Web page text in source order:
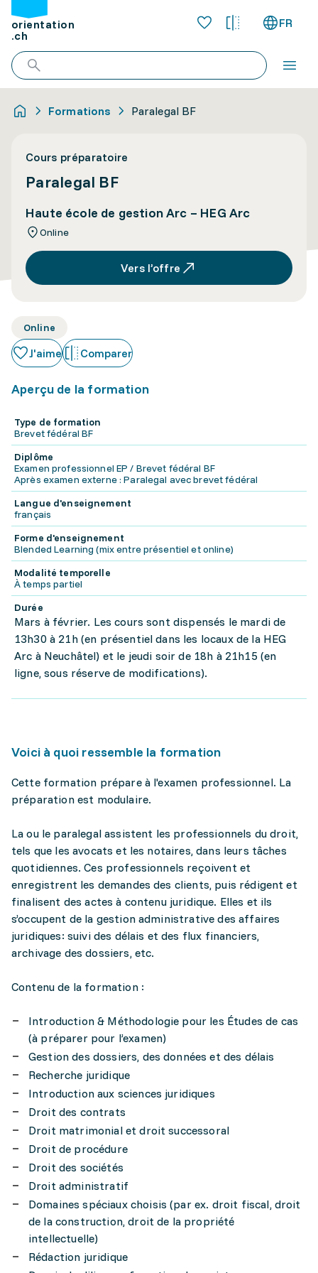
orientation
.ch
FR
Formations Paralegal BF
Cours préparatoire
Paralegal BF
Haute école de gestion Arc – HEG Arc
Online
Vers l’offre
Online
J'aime Comparer
Aperçu de la formation
Type de formation
Brevet fédéral BF
Diplôme
Examen professionnel EP / Brevet fédéral BF
Après examen externe : Paralegal avec brevet fédéral
Langue d'enseignement
français
Forme d'enseignement
Blended Learning (mix entre présentiel et online)
Modalité temporelle
À temps partiel
Durée
Mars à février. Les cours sont dispensés le mardi de
13h30 à 21h (en présentiel dans les locaux de la HEG
Arc à Neuchâtel) et le jeudi soir de 18h à 21h15 (en
ligne, sous réserve de modifications).
Voici à quoi ressemble la formation
Cette formation prépare à l'examen professionnel. La
préparation est modulaire.
La ou le paralegal assistent les professionnels du droit,
tels que les avocats et les notaires, dans leurs tâches
quotidiennes. Ces professionnels reçoivent et
enregistrent les demandes des clients, puis rédigent et
finalisent des actes à contenu juridique. Elles et ils
s’occupent de la gestion administrative des affaires
juridiques: suivi des délais et des flux financiers,
archivage des dossiers, etc.
Contenu de la formation :
Introduction & Méthodologie pour les Études de cas
(à préparer pour l’examen)
Gestion des dossiers, des données et des délais
Recherche juridique
Introduction aux sciences juridiques
Droit des contrats
Droit matrimonial et droit successoral
Droit de procédure
Droit des sociétés
Droit administratif
Domaines spéciaux choisis (par ex. droit fiscal, droit
de la construction, droit de la propriété
intellectuelle)
Rédaction juridique